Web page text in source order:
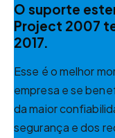
O suporte
Project 2007
2017.
Esse é o melhor
empresa e se
da maior
segurança e dos